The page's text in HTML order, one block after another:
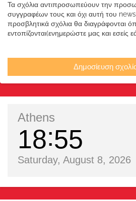
Τα σχόλια αντιπροσωπεύουν την
συγγραφέων τους και όχι αυτή του
προσβλητικά σχόλια θα διαγράφονται
εντοπίζονται(ενημερώστε μας και εσείς
Δημοσίευση
Athens
18 55
Saturday, August 8, 2026